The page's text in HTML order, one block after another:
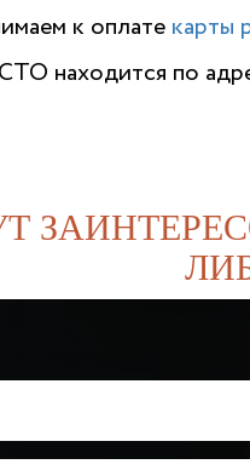
к оплате карты
находится по